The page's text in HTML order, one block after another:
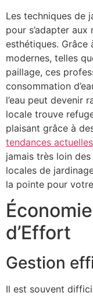
Les techniques de
pour s’adapter
esthétiques. Grâce
modernes, telles
paillage, ces
consommation
l’eau peut devenir
locale trouve
plaisant grâce à
tendances
jamais très loin
locales de
la pointe pour
d’Effort
Gestion
Il est souvent